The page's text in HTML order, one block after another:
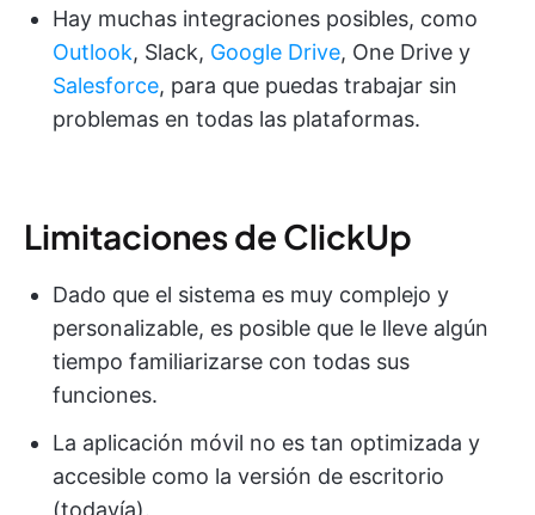
Hay muchas integraciones posibles, como
Outlook, Slack, Google Drive, One Drive y
Salesforce, para que puedas trabajar sin
problemas en todas las plataformas.
Limitaciones de ClickUp
Dado que el sistema es muy complejo y
personalizable, es posible que le lleve algún
tiempo familiarizarse con todas sus
funciones.
La aplicación móvil no es tan optimizada y
accesible como la versión de escritorio
(todavía).